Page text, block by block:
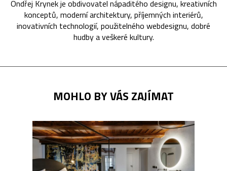
Ondřej Krynek je obdivovatel nápaditého designu, kreativních
konceptů, moderní architektury, příjemných interiérů,
inovativních technologií, použitelného webdesignu, dobré
hudby a veškeré kultury.
MOHLO BY VÁS ZAJÍMAT